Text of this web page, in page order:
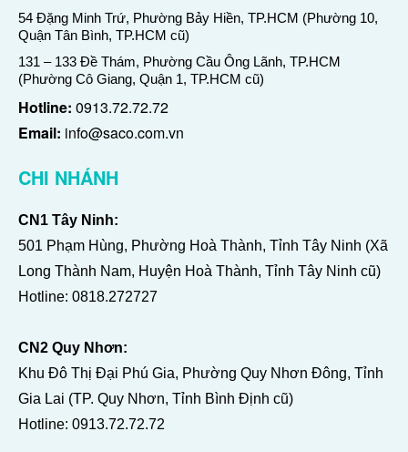
54 Đặng Minh Trứ, Phường Bảy Hiền, TP.HCM (Phường 10,
Quận Tân Bình, TP.HCM cũ)
131 – 133 Đề Thám, Phường Cầu Ông Lãnh, TP.HCM
(Phường Cô Giang, Quận 1, TP.HCM cũ)
Hotline: 0913.72.72.72
Email: info@saco.com.vn
CHI NHÁNH
CN1 Tây Ninh:
501 Phạm Hùng, Phường Hoà Thành, Tỉnh Tây Ninh (Xã
Long Thành Nam, Huyện Hoà Thành, Tỉnh Tây Ninh cũ)
Hotline: 0818.272727
CN2 Quy Nhơn:
Khu Đô Thị Đại Phú Gia, Phường Quy Nhơn Đông, Tỉnh
Gia Lai (TP. Quy Nhơn, Tỉnh Bình Định cũ)
Hotline: 0913.72.72.72